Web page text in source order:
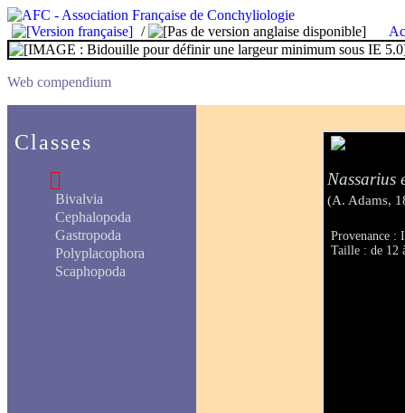
/
Web compendium
Classes
Bivalvia
Cephalopoda
Gastropoda
Polyplacophora
Scaphopoda
Nassarius
(A. Adams,
Provenance :
Taille : de 12